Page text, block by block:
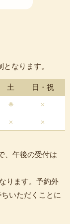
なります。
土
日・祝
※
×
× ×
、午後の受付は
ります。予約外
いただくことに